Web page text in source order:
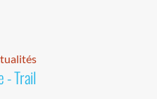
- Trail